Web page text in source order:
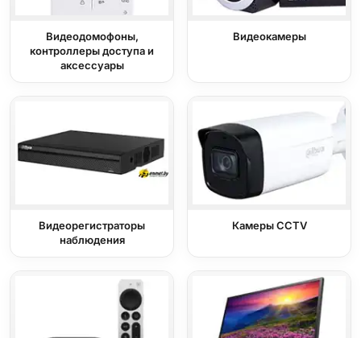
Видеодомофоны,
контроллеры доступа и
аксессуары
Видеокамеры
Видеорегистраторы
наблюдения
Камеры CCTV